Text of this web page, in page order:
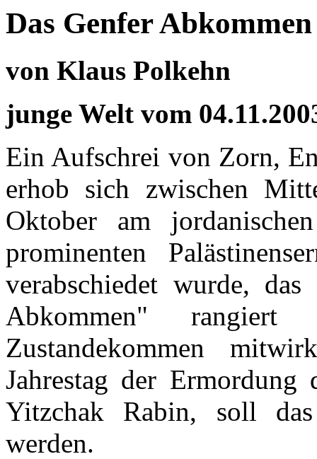
Das Genfer
von Klaus Polkehn
junge Welt vom
Ein Aufschrei von Zorn,
erhob sich zwischen
Oktober am
prominenten
verabschiedet wurde,
Abkommen"
Zustandekommen
Jahrestag der Ermordung
Yitzchak Rabin, soll
werden.